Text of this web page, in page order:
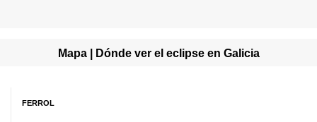
Mapa | Dónde ver el eclipse en Galicia
FERROL